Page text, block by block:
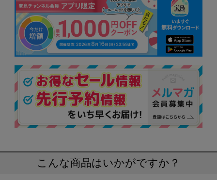
こんな商品はいかがですか？